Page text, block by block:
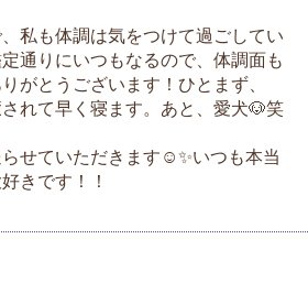
私も体調は気をつけて過ごしてい
通りにいつもなるので、体調面も
がとうございます！ひとまず、
れて早く寝ます。あと、愛犬🐶笑
せていただきます☺️✨いつも本当
きです！！